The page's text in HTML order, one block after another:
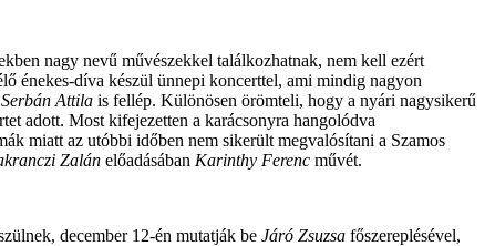
nagy nevű művészekkel találkozhatnak, nem kell ezért
énekes-díva készül ünnepi koncerttel, ami mindig nagyon
Serbán Attila is fellép. Különösen örömteli, hogy a nyári nagysikerű
adott. Most kifejezetten a karácsonyra hangolódva
miatt az utóbbi időben nem sikerült megvalósítani a Szamos
Zalán előadásában Karinthy Ferenc művét.
december 12-én mutatják be Járó Zsuzsa főszereplésével,